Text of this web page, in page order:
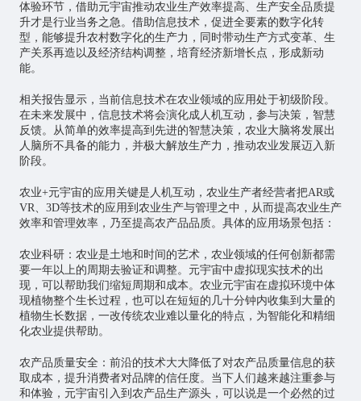
体验环节，借助元宇宙推动农业生产效率提高、生产安全品质提
升才是行业当务之急。借助信息技术，促进全要素的数字化转
型，能够提升农村数字化的生产力，同时带动生产方式变革、生
产关系再造以及经济结构调整，培育经济新增长点，形成新动
能。
相关报告显示，当前信息技术在农业领域的应用处于初级阶段。
在未来发展中，信息技术将会演化成人机互动，参与决策，智慧
反馈。从简单的效率提高到先进的智慧决策，农业大脑将发展出
人脑所不具备的能力，并极大解放生产力，推动农业发展迈入新
阶段。
农业+元宇宙的应用关键是人机互动，农业生产者经营者把AR或
VR、3D等技术的应用到农业生产与管理之中，从而提高农业生产
效率和管理效率，乃至提高农产品品质。具体的应用场景包括：
农业科研：农业是土地和时间的艺术，农业领域的任何创新都需
要一年以上的周期去验证和调整。元宇宙中虚拟现实技术的出
现，可以帮助我们缩短周期和成本。农业元宇宙在虚拟环境中体
现植物整个生长过程，也可以在短短的几十分钟内收集到大量的
植物生长数据，一改传统农业难以量化的特点，为智能化和精细
化农业提供帮助。
农产品质量安全：前沿的技术大大降低了对农产品质量信息的获
取成本，提升消费者对品牌的信任度。当下人们越来越注重参与
和体验，元宇宙引入到农产品生产源头，可以说是一个必然的过